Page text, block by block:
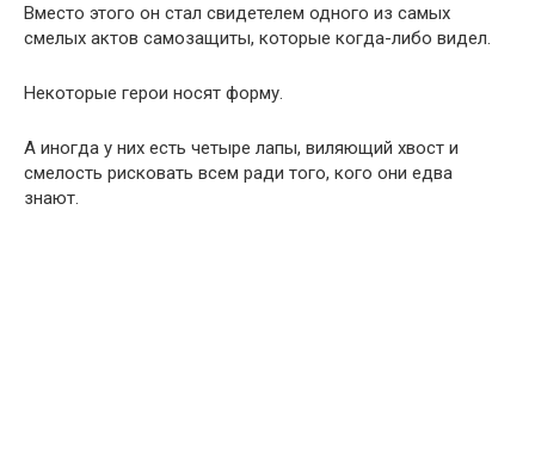
Вместо этого он стал свидетелем одного из самых
смелых актов самозащиты, которые когда-либо видел.
Некоторые герои носят форму.
А иногда у них есть четыре лапы, виляющий хвост и
смелость рисковать всем ради того, кого они едва
знают.